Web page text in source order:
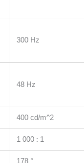
300 Hz
48 Hz
400 cd/m^2
1 000 : 1
178 °